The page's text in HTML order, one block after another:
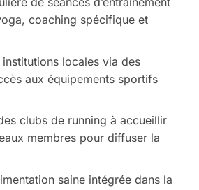
coaching spécifique et
locales via des
aux équipements sportifs
clubs de running à accueillir
membres pour diffuser la
saine intégrée dans la